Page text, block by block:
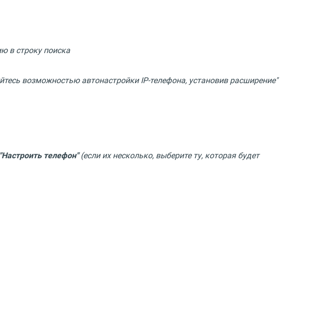
в строку поиска
возможностью автонастройки IP-телефона, установив расширение"
"Настроить телефон"(если их несколько, выберите ту, которая будет